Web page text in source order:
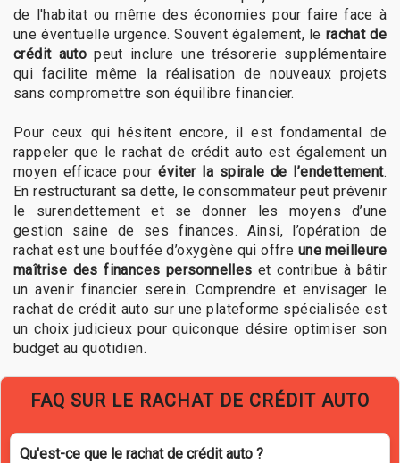
de l'habitat ou même des économies pour faire face à
une éventuelle urgence. Souvent également, le rachat de
crédit auto peut inclure une trésorerie supplémentaire
qui facilite même la réalisation de nouveaux projets
sans compromettre son équilibre financier.
Pour ceux qui hésitent encore, il est fondamental de
rappeler que le rachat de crédit auto est également un
moyen efficace pouréviter la spirale de l’endettement.
En restructurant sa dette, le consommateur peut prévenir
le surendettement et se donner les moyens d’une
gestion saine de ses finances. Ainsi, l’opération de
rachat est une bouffée d’oxygène qui offre une meilleure
maîtrise des finances personnelles et contribue à bâtir
un avenir financier serein. Comprendre et envisager le
rachat de crédit auto sur une plateforme spécialisée est
un choix judicieux pour quiconque désire optimiser son
budget au quotidien.
FAQ SUR LE RACHAT DE CRÉDIT AUTO
Qu'est-ce que le rachat de crédit auto ?